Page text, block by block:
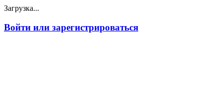
Загрузка...
Войти или зарегистрироваться